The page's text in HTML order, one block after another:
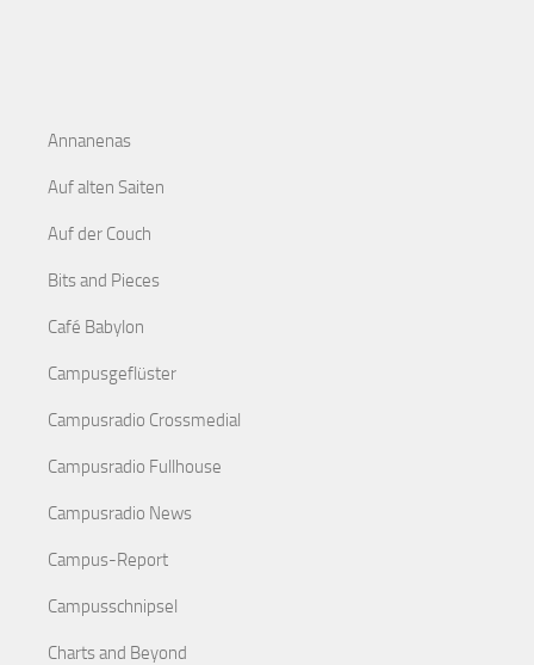
Annanenas
Auf alten Saiten
Auf der Couch
Bits and Pieces
Café Babylon
Campusgeflüster
Campusradio Crossmedial
Campusradio Fullhouse
Campusradio News
Campus-Report
Campusschnipsel
Charts and Beyond